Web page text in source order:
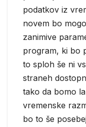
podatkov iz
novem bo
zanimive
program, ki bo
to sploh še ni
straneh
tako da bomo
vremenske
bo to še